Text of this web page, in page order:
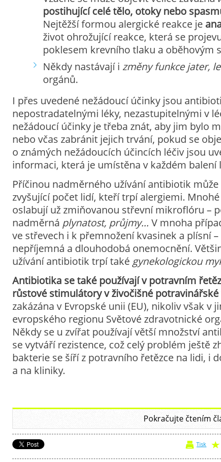
postihující celé tělo, otoky nebo
Nejtěžší formou alergické reakce je
život ohrožující reakce, která se
poklesem krevního tlaku a oběhovým
Někdy nastávají i změny funkce jater,
orgánů.
I přes uvedené nežádoucí účinky jsou
nepostradatelnými léky, nezastupitelnými v
nežádoucí účinky je třeba znát, aby jim bylo
nebo včas zabránit jejich trvání, pokud se
o známých nežádoucích účincích léčiv jsou
informaci, která je umístěna v každém balení
Příčinou nadměrného užívání antibiotik může
zvyšující počet lidí, kteří trpí alergiemi.
oslabují už zmiňovanou střevní mikroflóru –
nadměrná plynatost, průjmy… V mnoha
ve střevech i k přemnožení kvasinek a plísní
nepříjemná a dlouhodobá onemocnění.
užívání antibiotik trpí také gynekologickou
Antibiotika se také používají v potravním
růstové stimulátory v živočišné potravinářské
zakázána v Evropské unii (EU), nikoliv však v
evropského regionu Světové zdravotnické
Někdy se u zvířat používají větší množství
se vytváří rezistence, což celý problém ještě
bakterie se šíří z potravního řetězce na lidi, i
a na kliniky.
Pokračujte čtením
Tisk